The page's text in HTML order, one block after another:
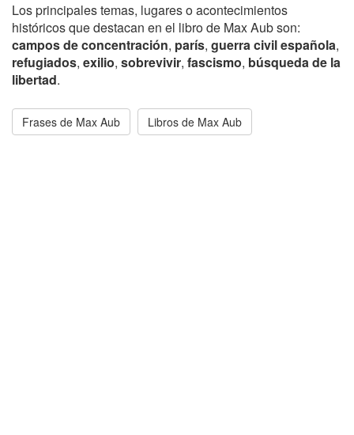
Los principales temas, lugares o acontecimientos
históricos que destacan en el libro de Max Aub son:
campos de concentración, parís, guerra civil española,
refugiados, exilio, sobrevivir, fascismo, búsqueda de la
libertad.
Frases de Max Aub Libros de Max Aub